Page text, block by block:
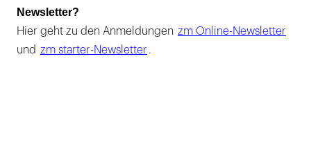
Newsletter?
Hier geht zu den Anmeldungen zm Online-Newsletter
und zm starter-Newsletter .